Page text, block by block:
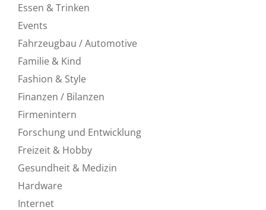
Essen & Trinken
Events
Fahrzeugbau / Automotive
Familie & Kind
Fashion & Style
Finanzen / Bilanzen
Firmenintern
Forschung und Entwicklung
Freizeit & Hobby
Gesundheit & Medizin
Hardware
Internet